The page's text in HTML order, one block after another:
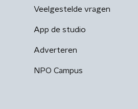
Veelgestelde vragen
App de studio
Adverteren
NPO Campus